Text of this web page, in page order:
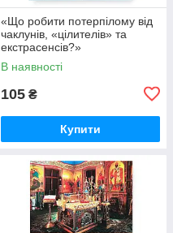
«Що робити потерпілому від
чаклунів, «цілителів» та
екстрасенсів?»
В наявності
105 ₴
Купити